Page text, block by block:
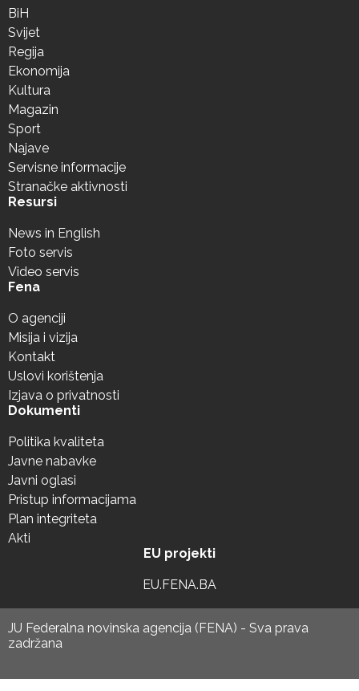
BiH
Svijet
Regija
Ekonomija
Kultura
Magazin
Sport
Najave
Servisne informacije
Stranačke aktivnosti
Resursi
News in English
Foto servis
Video servis
Fena
O agenciji
Misija i vizija
Kontakt
Uslovi korištenja
Izjava o privatnosti
Dokumenti
Politika kvaliteta
Javne nabavke
Javni oglasi
Pristup informacijama
Plan integriteta
Akti
EU projekti
EU.FENA.BA
JU Federalna novinska agencija (FENA) - Sva prava
zadržana